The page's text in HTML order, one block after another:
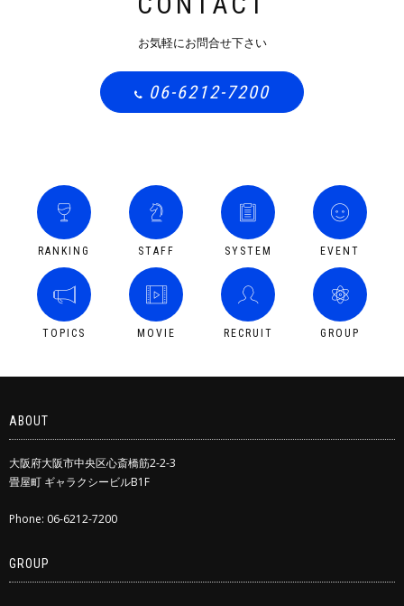
お気軽にお問合せ下さい
06-6212-7200
RANKING STAFF SYSTEM EVENT
TOPICS MOVIE RECRUIT GROUP
ABOUT
大阪府大阪市中央区心斎橋筋2-2-3
畳屋町 ギャラクシービルB1F
Phone: 06-6212-7200
GROUP